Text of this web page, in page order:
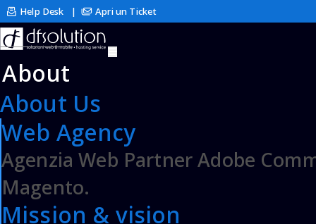
Help Desk | Apri un Ticket
About
About Us
Web Agency
Agenzia Web Partner Adobe
Magento.
Mission & vision
Archivio Domande
Configurazione
Si prega di fornirci il
hosting selezionando